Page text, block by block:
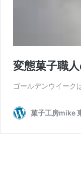
変態菓子職
ゴールデンウイー
菓子工房mike